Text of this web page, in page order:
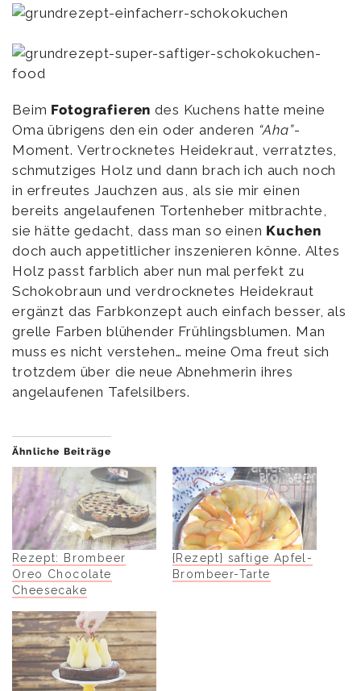
Beim Fotografierendes Kuchens hatte meine
Oma übrigens den ein oder anderen “Aha”-
Moment. Vertrocknetes Heidekraut, verratztes,
schmutziges Holz und dann brach ich auch noch
in erfreutes Jauchzen aus, als sie mir einen
bereits angelaufenen Tortenheber mitbrachte,
sie hätte gedacht, dass man so einen Kuchen
doch auch appetitlicher inszenieren könne. Altes
Holz passt farblich aber nun mal perfekt zu
Schokobraun und verdrocknetes Heidekraut
ergänzt das Farbkonzept auch einfach besser, als
grelle Farben blühender Frühlingsblumen. Man
muss es nicht verstehen… meine Oma freut sich
trotzdem über die neue Abnehmerin ihres
angelaufenen Tafelsilbers.
Ähnliche Beiträge
Rezept: Brombeer
Oreo Chocolate
Cheesecake
{Rezept} saftige Apfel-
Brombeer-Tarte